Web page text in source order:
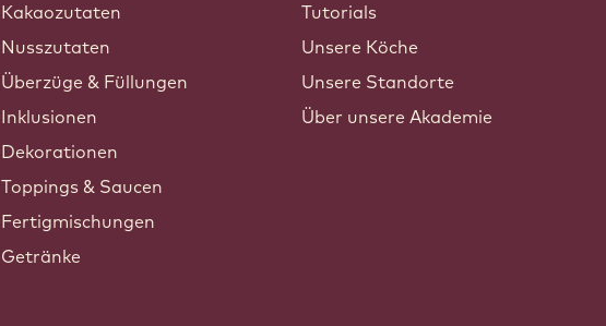
Kakaozutaten
Nusszutaten
Überzüge & Füllungen
Inklusionen
Dekorationen
Toppings & Saucen
Fertigmischungen
Getränke
Tutorials
Unsere Köche
Unsere Standorte
Über unsere Akademie